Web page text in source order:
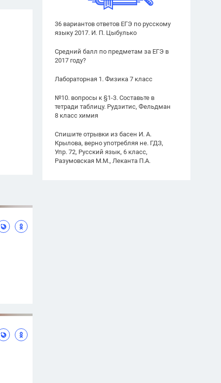
36 вариантов ответов ЕГЭ по русскому
языку 2017. И. П. Цыбулько
Средний балл по предметам за ЕГЭ в
2017 году?
Лабораторная 1. Физика 7 класс
№10. вопросы к §1-3. Составьте в
тетради таблицу. Рудзитис, Фельдман
8 класс химия
Спишите отрывки из басен И. А.
Крылова, верно употребляя не. ГДЗ,
Упр. 72, Русский язык, 6 класс,
Разумовская М.М., Леканта П.А.